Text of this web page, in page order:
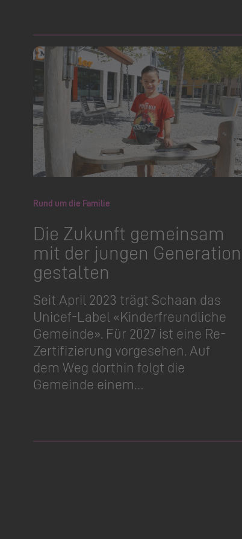
Rund um die Familie
Die Zukunft gemeinsam
mit der jungen Generation
gestalten
Seit April 2023 trägt Schaan das
Unicef-Label «Kinderfreundliche
Gemeinde». Für 2027 ist eine Re-
Zertifizierung vorgesehen. Auf
dem Weg dorthin folgt die
Gemeinde einem…